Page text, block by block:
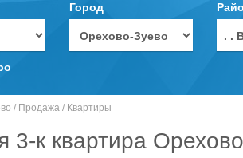
Город
. .
/ Продажа / Квартиры
3-к квартира